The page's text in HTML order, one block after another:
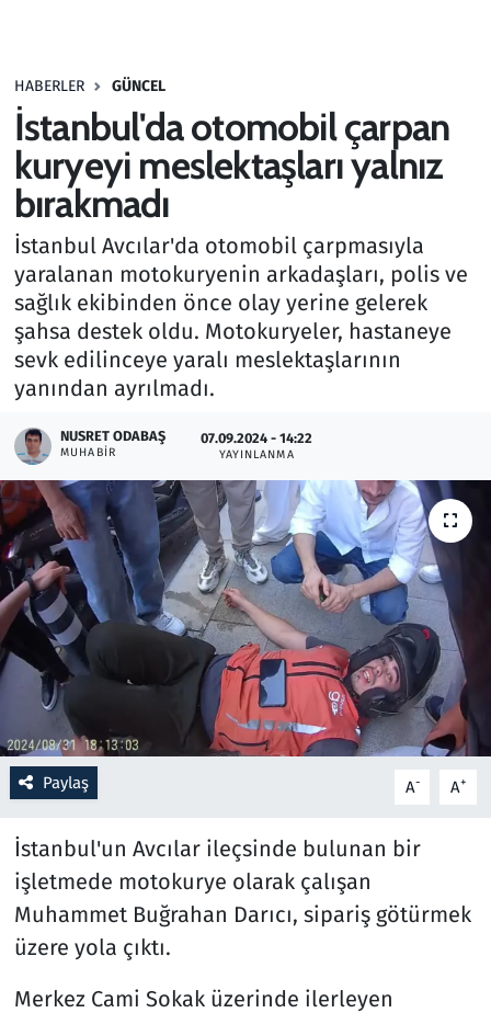
HABERLER GÜNCEL
İstanbul'da otomobil çarpan
kuryeyi meslektaşları yalnız
bırakmadı
İstanbul Avcılar'da otomobil çarpmasıyla
yaralanan motokuryenin arkadaşları, polis ve
sağlık ekibinden önce olay yerine gelerek
şahsa destek oldu. Motokuryeler, hastaneye
sevk edilinceye yaralı meslektaşlarının
yanından ayrılmadı.
NUSRET ODABAŞ
MUHABIR
07.09.2024 - 14:22
YAYINLANMA
Paylaş A- A+
İstanbul'un Avcılar ileçsinde bulunan bir
işletmede motokurye olarak çalışan
Muhammet Buğrahan Darıcı, sipariş götürmek
üzere yola çıktı.
Merkez Cami Sokak üzerinde ilerleyen
Haber
Kültür Sanat
Kurumsal Haberler
Lezzet Durağı
Memur ve Kamu
Otomobil
Oyun
Ramazan
Resmi İlanlar
Rüya Tabirleri
Sağlık
Savunma Sanayi
Seçim 2023
Teknoloji ve Bilim
Televizyon